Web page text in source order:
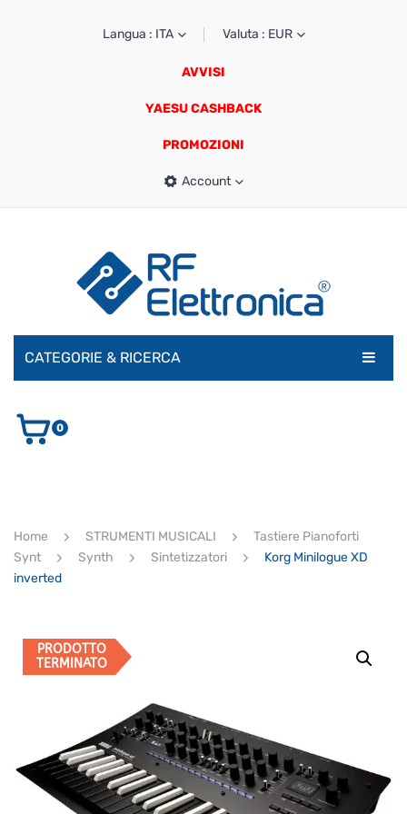
Langua : ITA Valuta : EUR
AVVISI
YAESU CASHBACK
PROMOZIONI
Account
CATEGORIE & RICERCA
AUDIO E VIDEO
ULTIMI ARRIVI
Ricerca
prodotti
0
Home STRUMENTI MUSICALI
Tastiere Pianoforti
Synt
Synth Sintetizzatori
Korg Minilogue XD
inverted
PRODOTTO
TERMINATO